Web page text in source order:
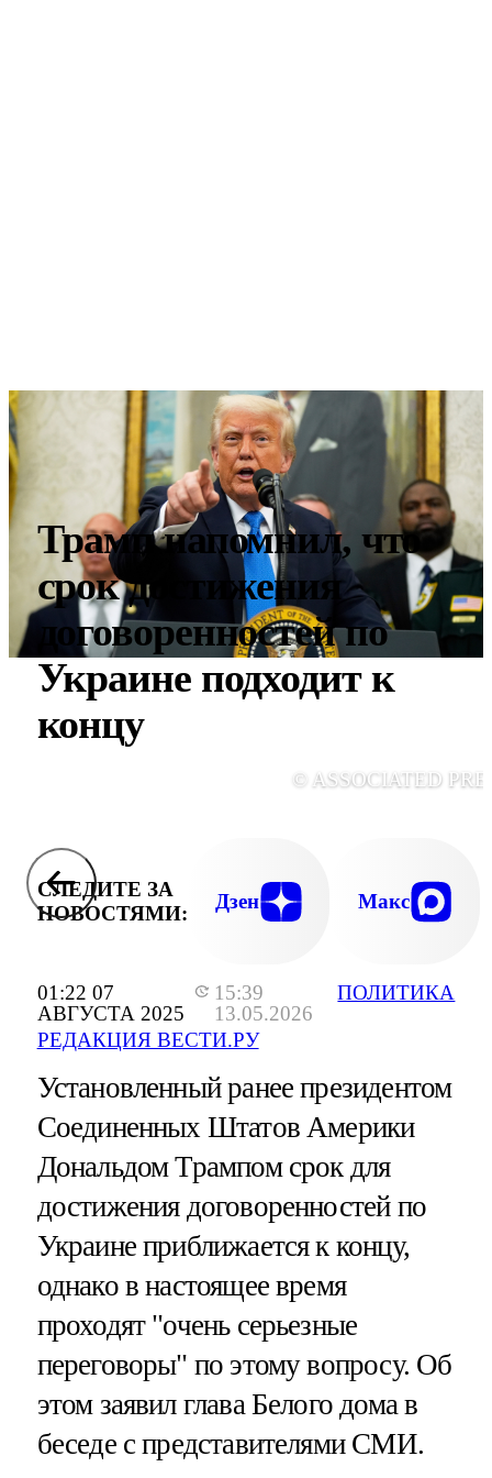
01:22 07
АВГУСТА 2025
15:39
13.05.2026
РЕДАКЦИЯ ВЕСТИ.РУ
ПОЛИТИКА
Трамп напомнил, что
срок достижения
договоренностей по
Украине подходит к
концу
© ASSOCIATED
СЛЕДИТЕ ЗА
НОВОСТЯМИ:
Дзен Макс
Установленный ранее президентом
Соединенных Штатов Америки
Дональдом Трампом срок для
достижения договоренностей по
Украине приближается к концу,
однако в настоящее время
проходят "очень серьезные
переговоры" по этому вопросу. Об
этом заявил глава Белого дома в
беседе с представителями СМИ.